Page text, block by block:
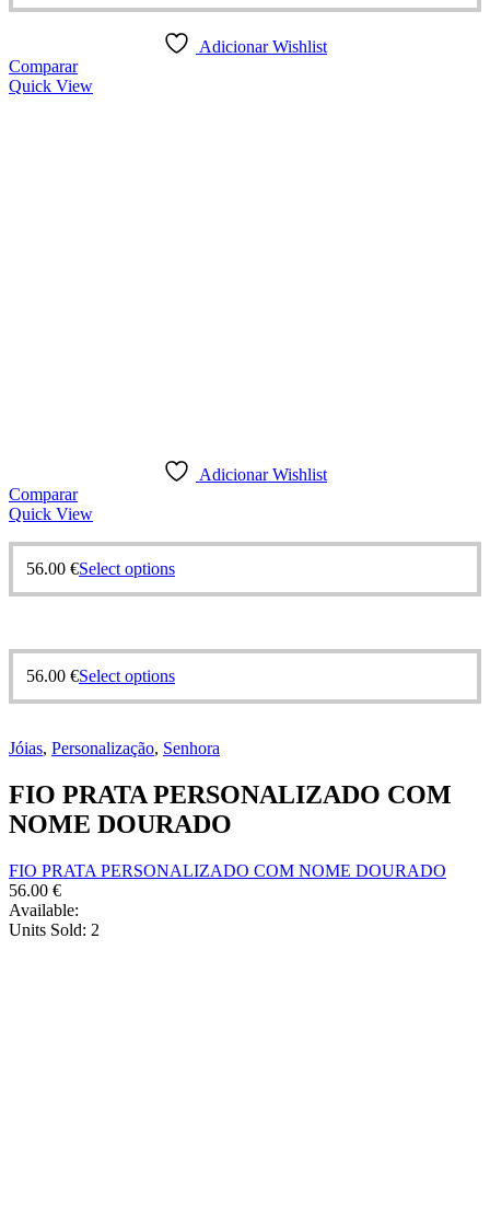
Adicionar Wishlist
Comparar
Quick View
Adicionar Wishlist
Comparar
Quick View
56.00 €Select options
56.00 €Select options
Jóias, Personalização, Senhora
FIO PRATA PERSONALIZADO COM
NOME DOURADO
FIO PRATA PERSONALIZADO COM NOME DOURADO
56.00 €
Available:
Units Sold: 2